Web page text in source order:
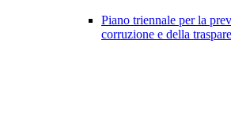
Piano triennale per la
corruzione e della